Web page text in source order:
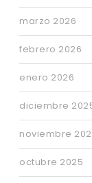
marzo 2026
febrero 2026
enero 2026
diciembre
noviembre
octubre 2025